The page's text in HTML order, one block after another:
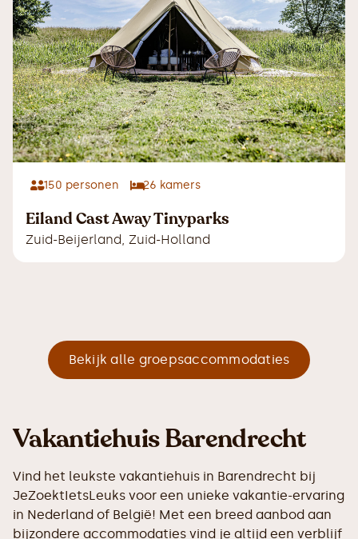
150 personen 26 kamers
Eiland Cast Away Tinyparks
Zuid-Beijerland, Zuid-Holland
Bekijk alle groepsaccommodaties
Vakantiehuis Barendrecht
Vind het leukste vakantiehuis in Barendrecht bij
JeZoektIetsLeuks voor een unieke vakantie-ervaring
in Nederland of België! Met een breed aanbod aan
bijzondere accommodaties vind je altijd een verblijf